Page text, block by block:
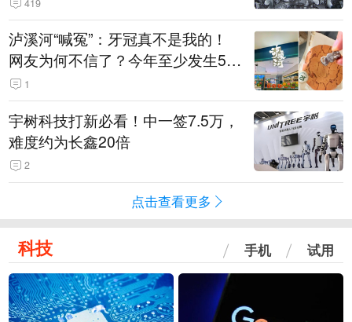
泸溪河“喊冤”：牙冠真不是我的！
网友为何不信了？今年至少发生5
起“食品冤案”
1
宇树科技打新必看！中一签7.5万，
难度约为长鑫20倍
2
点击查看更多
科技 手机 试用